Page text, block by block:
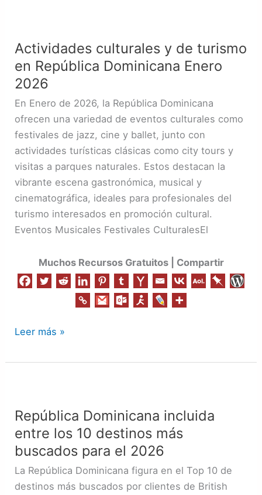
Actividades culturales y de turismo
en República Dominicana Enero
2026
En Enero de 2026, la República Dominicana
ofrecen una variedad de eventos culturales como
festivales de jazz, cine y ballet, junto con
actividades turísticas clásicas como city tours y
visitas a parques naturales. Estos destacan la
vibrante escena gastronómica, musical y
cinematográfica, ideales para profesionales del
turismo interesados en promoción cultural.
Eventos Musicales Festivales CulturalesEl
Muchos Recursos Gratuitos | Compartir
y
de
turismo
Leer más »
República Dominicana incluida
entre los 10 destinos más
buscados para el 2026
La República Dominicana figura en el Top 10 de
destinos más buscados por clientes de British
incluida
entre
los
destinos